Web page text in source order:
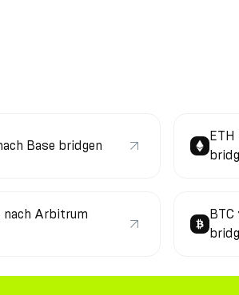
Base bridgen
ETH
nach Arbitrum
BTC